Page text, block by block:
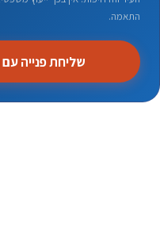
התאמה.
שליחת פנייה